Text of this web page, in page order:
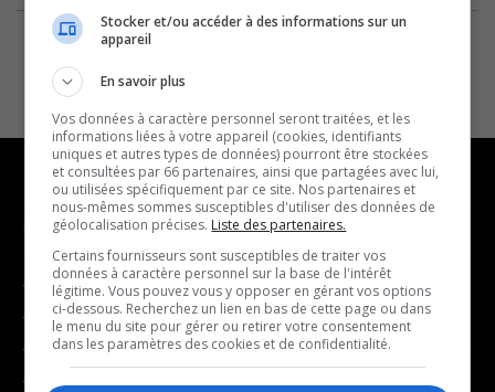
NOUVELLES
- Affaires municipales
- Communauté / Social
- Culture
- Économie
MUSIQUE
- Décompte franco
- Joué récemment
BALADOS
Stocker et/ou accéder à des informations sur un
appareil
En savoir plus
Vos données à caractère personnel seront traitées, et les
informations liées à votre appareil (cookies, identifiants
uniques et autres types de données) pourront être stockées
et consultées par 66 partenaires, ainsi que partagées avec lui,
ou utilisées spécifiquement par ce site. Nos partenaires et
nous-mêmes sommes susceptibles d'utiliser des données de
géolocalisation précises. Liste des partenaires.
Certains fournisseurs sont susceptibles de traiter vos
données à caractère personnel sur la base de l'intérêt
légitime. Vous pouvez vous y opposer en gérant vos options
ci-dessous. Recherchez un lien en bas de cette page ou dans
le menu du site pour gérer ou retirer votre consentement
dans les paramètres des cookies et de confidentialité.